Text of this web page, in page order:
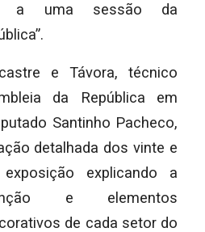
a uma sessão da
e Távora, técnico
da República em
Santinho Pacheco,
detalhada dos vinte e
explicando a
e elementos
de cada setor do